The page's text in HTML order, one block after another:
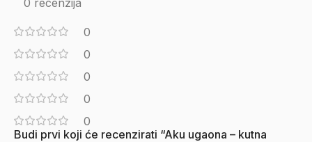
0 recenzija
0
0
0
0
0
Budi prvi koji će recenzirati “Aku ugaona – kutna